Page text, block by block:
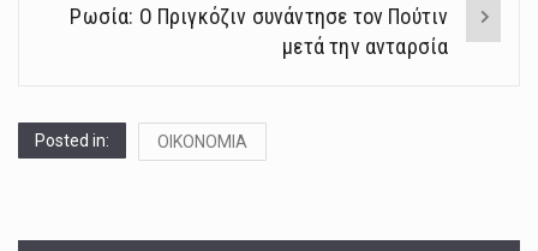
Ρωσία: Ο Πριγκόζιν συνάντησε τον Πούτιν
μετά την ανταρσία
Posted in: ΟΙΚΟΝΟΜΙΑ